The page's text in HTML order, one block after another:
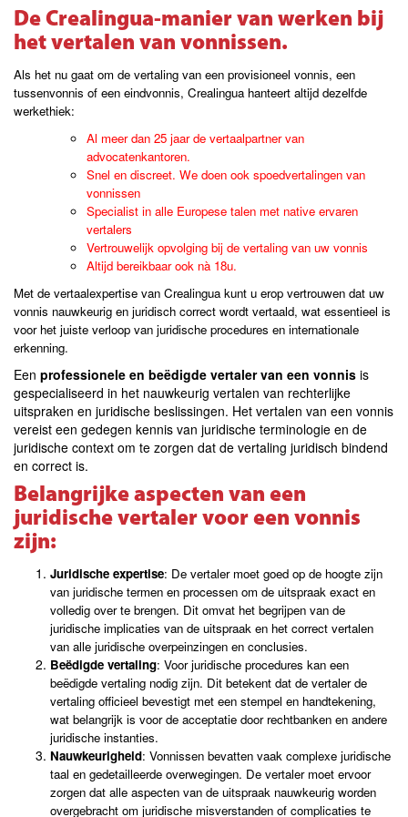
De Crealingua-manier van werken bij
het vertalen van vonnissen.
Als het nu gaat om de vertaling van een provisioneel vonnis, een
tussenvonnis of een eindvonnis, Crealingua hanteert altijd dezelfde
werkethiek:
Al meer dan 25 jaar de vertaalpartner van
advocatenkantoren.
Snel en discreet. We doen ook spoedvertalingen van
vonnissen
Specialist in alle Europese talen met native ervaren
vertalers
Vertrouwelijk opvolging bij de vertaling van uw vonnis
Altijd bereikbaar ook nà 18u.
Met de vertaalexpertise van Crealingua kunt u erop vertrouwen dat uw
vonnis nauwkeurig en juridisch correct wordt vertaald, wat essentieel is
voor het juiste verloop van juridische procedures en internationale
erkenning.
Een professionele en beëdigde vertaler van een vonnis is
gespecialiseerd in het nauwkeurig vertalen van rechterlijke
uitspraken en juridische beslissingen. Het vertalen van een vonnis
vereist een gedegen kennis van juridische terminologie en de
juridische context om te zorgen dat de vertaling juridisch bindend
en correct is.
Belangrijke aspecten van een
juridische vertaler voor een vonnis
zijn:
Juridische expertise: De vertaler moet goed op de hoogte zijn
van juridische termen en processen om de uitspraak exact en
volledig over te brengen. Dit omvat het begrijpen van de
juridische implicaties van de uitspraak en het correct vertalen
van alle juridische overpeinzingen en conclusies.
Beëdigde vertaling: Voor juridische procedures kan een
beëdigde vertaling nodig zijn. Dit betekent dat de vertaler de
vertaling officieel bevestigt met een stempel en handtekening,
wat belangrijk is voor de acceptatie door rechtbanken en andere
juridische instanties.
Nauwkeurigheid: Vonnissen bevatten vaak complexe juridische
taal en gedetailleerde overwegingen. De vertaler moet ervoor
zorgen dat alle aspecten van de uitspraak nauwkeurig worden
overgebracht om juridische misverstanden of complicaties te